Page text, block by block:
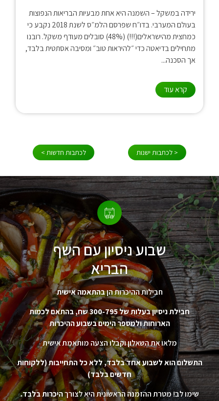
ירידה במשקל – השמנה היא אחת מבעיות הבריאות הנפוצות
בעולם המערבי. בדו״ח שפרסם הלמ״ס לשנת 2018 נקבע כי
כמחצית מהישראלים(!!!) (48%) סובלים מעודף משקל. רובנו
מתחילים בדיאטה כדי ״להיראות טוב״ ומסיבה אסתטית בלבד,
אך הסכנה...
קרא עוד
< לכתבות ישנות לכתבות חדשות >
שבוע ניסיון עם השף
הבריא
חבילות ההיכרות הןבהתאמה אישית
חבילת ניסיון בעלות של 300-795 שח, בהתאם לכמות
הארוחות ולמספר הימים בשבוע ההיכרות
מלאו את השאלון וקבלו הצעה מותאמת אישית
התשלום הוא לשבוע אחד בלבד, ללא כל התחייבות (ללקוחות
חדשים בלבד)
שימו לב! מטרת ההזמנה הראשונית היא לצורךהיכרות בלבד.